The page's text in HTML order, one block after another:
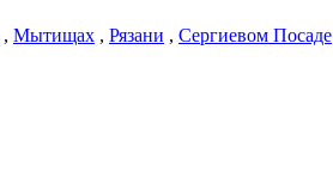
, Мытищах , Рязани , Сергиевом Посаде